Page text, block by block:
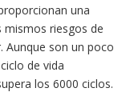
una
mismos riesgos de
Aunque son un poco
de vida
los 6000 ciclos.